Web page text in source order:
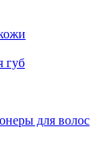
губ
для волос